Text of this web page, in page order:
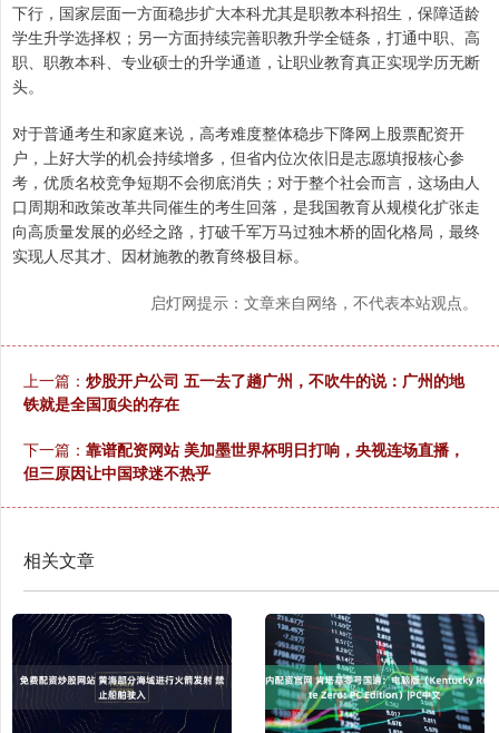
下行，国家层面一方面稳步扩大本科尤其是职教本科招生，保障适龄
学生升学选择权；另一方面持续完善职教升学全链条，打通中职、高
职、职教本科、专业硕士的升学通道，让职业教育真正实现学历无断
头。
对于普通考生和家庭来说，高考难度整体稳步下降网上股票配资开
户，上好大学的机会持续增多，但省内位次依旧是志愿填报核心参
考，优质名校竞争短期不会彻底消失；对于整个社会而言，这场由人
口周期和政策改革共同催生的考生回落，是我国教育从规模化扩张走
向高质量发展的必经之路，打破千军万马过独木桥的固化格局，最终
实现人尽其才、因材施教的教育终极目标。
启灯网提示：文章来自网络，不代表本站观点。
上一篇： 炒股开户公司 五一去了趟广州，不吹牛的说：广州的地
铁就是全国顶尖的存在
下一篇： 靠谱配资网站 美加墨世界杯明日打响，央视连场直播，
但三原因让中国球迷不热乎
相关文章